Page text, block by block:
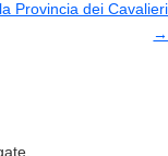
Provincia dei Cavalieri
→